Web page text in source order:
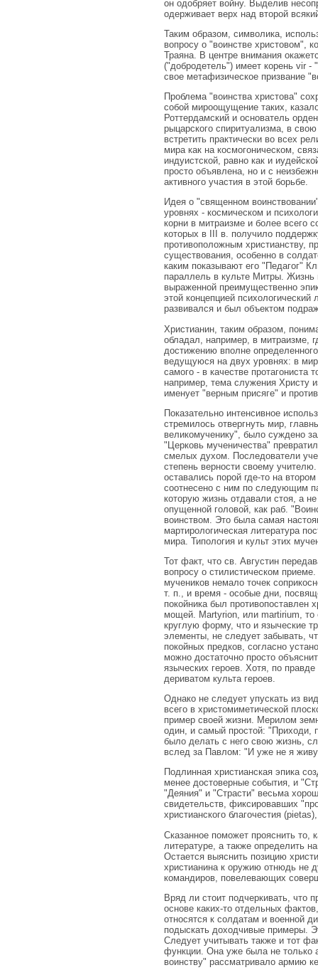
он одобряет войну. Выделив
одерживает верх над второй
Таким образом, символика,
вопросу о "воинстве христовом",
Траяна. В центре внимания
("добродетель") имеет корень vir -
свое метафизическое призвание
Проблема "воинства христова"
собой мироощущение таких,
Роттердамский и основатель
рыцарского спиритуализма, в
встретить практически во всех
мира как на космогоническом,
индуистской, равно как и
просто объявлена, но и с
активного участия в этой борьбе.
Идея о "священном
уровнях - космическом и
корни в митраизме и более всего
которых в III в. получило
противоположным христианству,
существования, особенно в
каким показывают его "Педагог"
параллель в культе Митры.
выраженной преимущественно
этой концепцией
развивался и был объектом
Христианин, таким образом,
обладал, например, в митраизме,
достижению вполне
ведущуюся на двух уровнях: в
самого - в качестве протагониста
например, тема служения Христу
именует "верным присяге" и
Показательно интенсивное
стремилось отвергнуть мир,
великомученику", было суждено
"Церковь мученичества"
смелых духом. Последователи
степень верности своему
оставались порой где-то на
соотнесено с ним по следующим
которую жизнь отдавали стоя, а
опущенной головой, как раб.
воинством. Это была самая
мартирологическая литература
мира. Типология и культ этих
Тот факт, что св. Августин
вопросу о стилистическом
мучеников немало точек
т. п., и время - особые дни,
покойника был противопоставлен
мощей. Martyrion, или martirium, то
круглую форму, что и языческие
элементы, не следует забывать,
покойных предков, согласно
можно достаточно просто
языческих героев. Хотя, по
дериватом культа героев.
Однако не следует упускать из
всего в христомиметической
пример своей жизни. Мерилом
один, и самый простой: "Приходи,
было делать с него свою жизнь,
вслед за Павлом: "И уже не я
Подлинная христианская эпика
менее достоверные события, и
"Деяния" и "Страсти" весьма
свидетельств, фиксировавших
христианского благочестия
Сказанное поможет прояснить то,
литературе, а также определить
Остается выяснить позицию
христианина к оружию отнюдь не
командиров, повелевающих
Вряд ли стоит подчеркивать, что
основе каких-то отдельных
относятся к солдатам и военной
подыскать доходчивые примеры.
Следует учитывать также и тот
функции. Она уже была не только
воинству" рассматривало армию